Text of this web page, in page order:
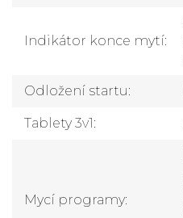
Indikátor konce mytí:
Odložení startu:
Tablety 3v1:
Mycí programy: